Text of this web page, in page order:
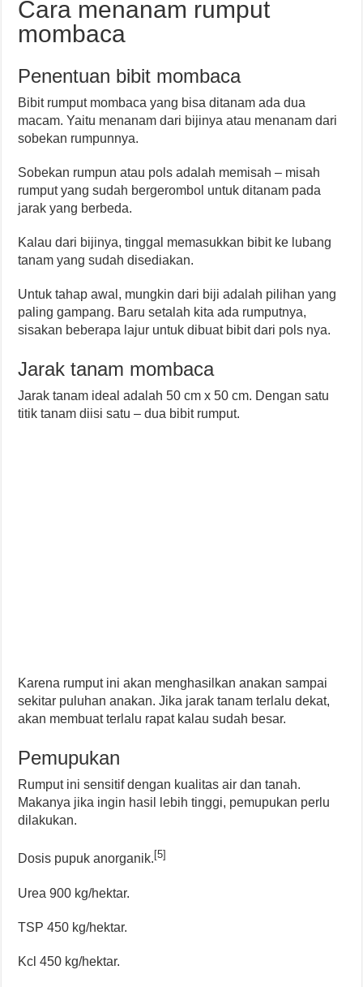
Cara menanam rumput
mombaca
Penentuan bibit mombaca
Bibit rumput mombaca yang bisa ditanam ada dua
macam. Yaitu menanam dari bijinya atau menanam dari
sobekan rumpunnya.
Sobekan rumpun atau pols adalah memisah – misah
rumput yang sudah bergerombol untuk ditanam pada
jarak yang berbeda.
Kalau dari bijinya, tinggal memasukkan bibit ke lubang
tanam yang sudah disediakan.
Untuk tahap awal, mungkin dari biji adalah pilihan yang
paling gampang. Baru setalah kita ada rumputnya,
sisakan beberapa lajur untuk dibuat bibit dari pols nya.
Jarak tanam mombaca
Jarak tanam ideal adalah 50 cm x 50 cm. Dengan satu
titik tanam diisi satu – dua bibit rumput.
Karena rumput ini akan menghasilkan anakan sampai
sekitar puluhan anakan. Jika jarak tanam terlalu dekat,
akan membuat terlalu rapat kalau sudah besar.
Pemupukan
Rumput ini sensitif dengan kualitas air dan tanah.
Makanya jika ingin hasil lebih tinggi, pemupukan perlu
dilakukan.
Dosis pupuk anorganik. [5]
Urea 900 kg/hektar.
TSP 450 kg/hektar.
Kcl 450 kg/hektar.